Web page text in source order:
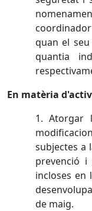
quan el
quantia
En matèria
1. Atorgar
subjectes a
prevenció
incloses en
de maig.